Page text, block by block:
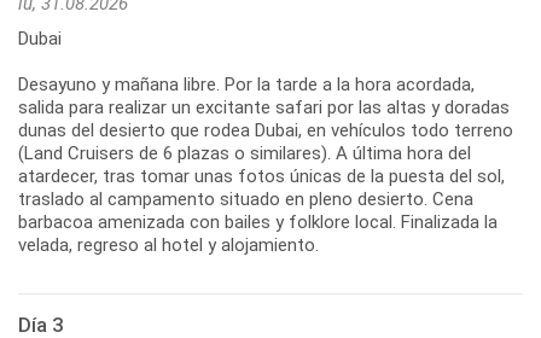
Dubai
Desayuno y mañana libre. Por la tarde a la hora acordada,
salida para realizar un excitante safari por las altas y doradas
dunas del desierto que rodea Dubai, en vehículos todo terreno
(Land Cruisers de 6 plazas o similares). A última hora del
atardecer, tras tomar unas fotos únicas de la puesta del sol,
traslado al campamento situado en pleno desierto. Cena
barbacoa amenizada con bailes y folklore local. Finalizada la
velada, regreso al hotel y alojamiento.
Día 3